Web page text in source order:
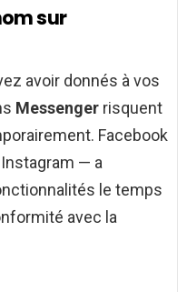
sur
avoir donnés à vos
Messenger risquent
Facebook
— a
le temps
avec la